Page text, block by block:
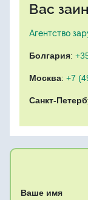
Вас
Агентство
Болгария:
Москва: +7
Санкт-
Ваше имя